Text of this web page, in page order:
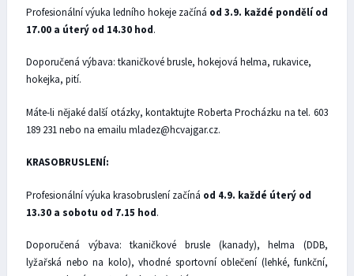
Profesionální výuka ledního hokeje začíná od 3.9. každé pondělí od
17.00 a úterý od 14.30 hod.
Doporučená výbava: tkaničkové brusle, hokejová helma, rukavice,
hokejka, pití.
Máte-li nějaké další otázky, kontaktujte Roberta Procházku na tel. 603
189 231 nebo na emailu mladez@hcvajgar.cz.
KRASOBRUSLENÍ:
Profesionální výuka krasobruslení začíná od 4.9. každé úterý od
13.30 a sobotu od 7.15 hod.
Doporučená výbava: tkaničkové brusle (kanady), helma (DDB,
lyžařská nebo na kolo), vhodné sportovní oblečení (lehké, funkční,